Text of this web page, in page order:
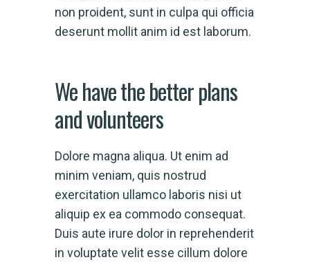
non proident, sunt in culpa qui officia
deserunt mollit anim id est laborum.
We have the better plans
and volunteers
Dolore magna aliqua. Ut enim ad
minim veniam, quis nostrud
exercitation ullamco laboris nisi ut
aliquip ex ea commodo consequat.
Duis aute irure dolor in reprehenderit
in voluptate velit esse cillum dolore